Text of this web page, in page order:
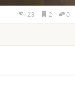
23 2 0